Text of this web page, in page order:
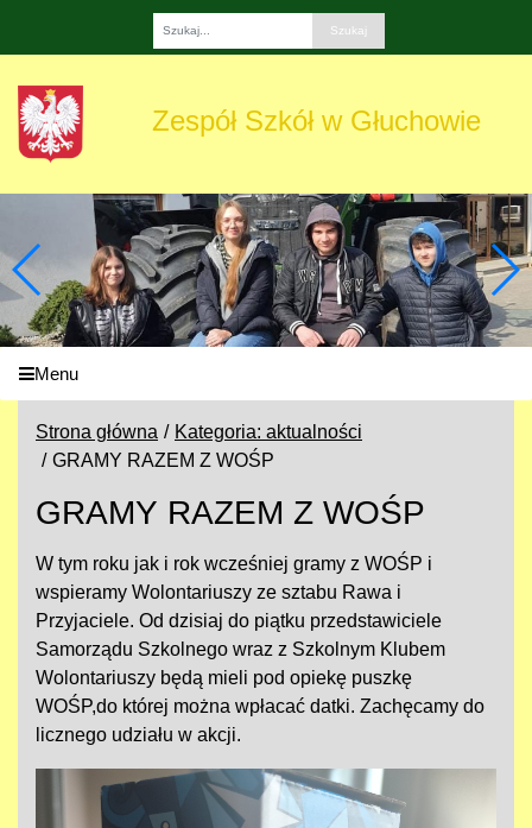
Zespół Szkół w Głuchowie
Menu
Strona główna
Kategoria: aktualności
GRAMY RAZEM Z WOŚP
GRAMY RAZEM Z WOŚP
W tym roku jak i rok wcześniej gramy z WOŚP i
wspieramy Wolontariuszy ze sztabu Rawa i
Przyjaciele. Od dzisiaj do piątku przedstawiciele
Samorządu Szkolnego wraz z Szkolnym Klubem
Wolontariuszy będą mieli pod opiekę puszkę
WOŚP,do której można wpłacać datki. Zachęcamy do
licznego udziału w akcji.